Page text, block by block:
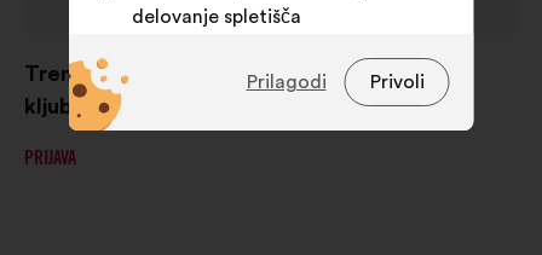
Trenutno ni nobenega posvetovanja v teku,
kljub temu pa ostanimo v stiku!
PRIJAVA
delovanje spletišča
to so piškotki za
izboljšanje vaše izkušnje na Privoli
Prilagodi